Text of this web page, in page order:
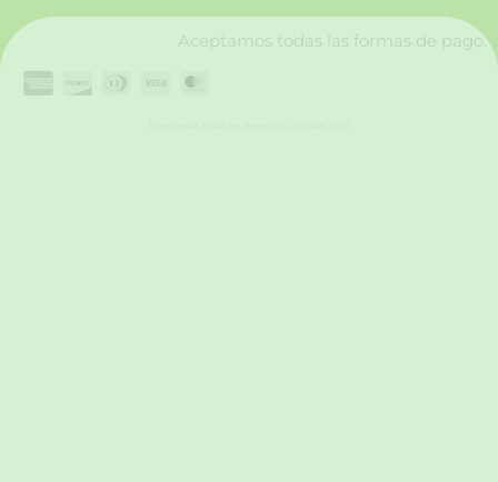
Aceptamos todas las formas de pago.